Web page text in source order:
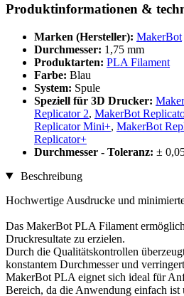
Produktinformationen &
Marken (Hersteller): MakerBot
Durchmesser: 1,75 mm
Produktarten: PLA Filament
Farbe: Blau
System: Spule
Speziell für 3D Drucker:
Replicator 2, MakerBot
Replicator Mini+, MakerBot
Replicator+
Durchmesser - Toleranz: ±
Beschreibung
Hochwertige Ausdrucke und
Das MakerBot PLA Filament
Druckresultate zu erzielen.
Durch die Qualitätskontrollen
konstantem Durchmesser und
MakerBot PLA eignet sich ideal für
Bereich, da die Anwendung einfach ist